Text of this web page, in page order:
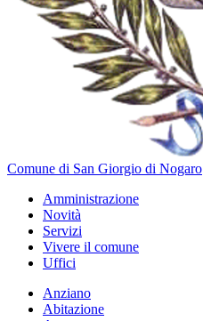
Comune di San Giorgio di Nogaro
Amministrazione
Novità
Servizi
Vivere il comune
Uffici
Anziano
Abitazione